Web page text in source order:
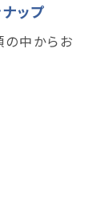
ップ
の中からお